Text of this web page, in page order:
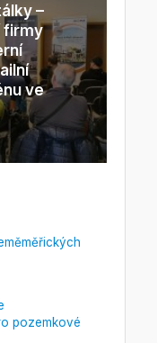
–
firmy
ve
pozemkové